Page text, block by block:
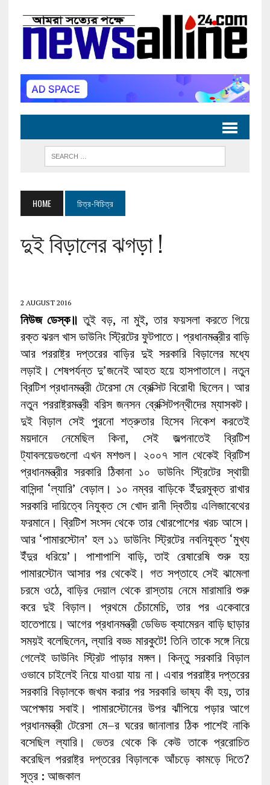
HOME চিত্র-বিচিত্র
দুই বিড়ালের ঝগড়া !
2 AUGUST 2016
নিউজডেস্ক॥ তুই বড়, না মুই, তার ফয়সলা করতে গিয়ে
রক্ত ঝরল খাস ডাউনিং স্ট্রিটের ফুটপাতে। প্রধানমন্ত্রীর বাড়ি
আর পররাষ্ট্র দপ্তরের বাড়ির দুই সরকারি বিড়ালের মধ্যে
লড়াই। শেষপর্যন্ত দু’‌জনেই আহত হয়ে হাসপাতালে। নতুন
ব্রিটিশ প্রধানমন্ত্রী টেরেসা মে ব্রেক্সিট বিরোধী ছিলেন। আর
নতুন পররাষ্ট্রমন্ত্রী বরিস জনসন ব্রেক্সিটপন্থীদের ম্যাসকট।
দুই বিড়াল সেই পুরনো শত্রুতার হিসেব নিকেশ করতেই
ময়দানে নেমেছিল কিনা, সেই জল্পনাতেই ব্রিটিশ
ট্যাবলয়েডগুলো এখন মশগুল। ২০০৭ সাল থেকেই ব্রিটিশ
প্রধানমন্ত্রীর সরকারি ঠিকানা ১০ ডাউনিং স্ট্রিটের স্থায়ী
বাসিন্দা ‘‌ল্যারি’‌ বেড়াল। ১০ নম্বর বাড়িকে ইঁদুরমুক্ত রাখার
সরকারি দায়িত্বে নিযুক্ত সে খোদ রানী দ্বিতীয় এলিজাবেথের
ফরমানে। ব্রিটিশ সংসদ থেকে তার খোরপোশের খরচ আসে।
আর ‘‌পামারস্টোন’‌ হল ১১ ডাউনিং স্ট্রিটের নবনিযুক্ত ‘‌মুখ্য
ইঁদুর ধরিয়ে’‌। পাশাপাশি বাড়ি, তাই রেষারেষি শুরু হয়
পামারস্টোন আসার পর থেকেই। গত সপ্তাহে সেই ঝামেলা
চরমে ওঠে, বাড়ির দেয়াল থেকে রাস্তায় নেমে মারামারি শুরু
করে দুই বিড়াল। প্রথমে চেঁচামেচি, তার পর একেবারে
হাতেপায়ে। আগের প্রধানমন্ত্রী ডেভিড ক্যামেরন বাড়ি ছাড়ার
সময়ই বলেছিলেন, ল্যারি বড্ড মারকুটে!‌ তিনি তাকে সঙ্গে নিয়ে
গেলেই ডাউনিং স্ট্রিট পাড়ার মঙ্গল। কিন্তু সরকারি বিড়াল
ওভাবে চাইলেই নিয়ে যাওয়া যায় না। এবার পররাষ্ট্র দপ্তরের
সরকারি বিড়ালকে জখম করার পর সরকারি ভাষ্য কী হয়, তার
অপেক্ষায় সবাই। পামারস্টোনের উপর ঝাঁপিয়ে পড়ার আগে
প্রধানমন্ত্রী টেরেসা মে–র ঘরের জানালার ঠিক পাশেই নাকি
বসেছিল ল্যারি। ভেতর থেকে কি কেউ তাকে প্ররোচিত
করেছিল পররাষ্ট্র দপ্তরের বিড়ালকে আঁচড়ে কামড়ে দিতে?‌
‌সূত্র : আজকাল